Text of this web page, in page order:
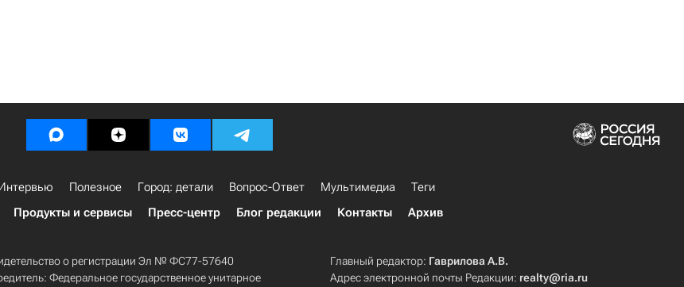
Полезное Город: детали Вопрос-Ответ Мультимедиа
Теги
Продукты и сервисы Пресс-центр Блог редакции Контакты Архив
о регистрации Эл № ФС77-57640
Федеральное государственное унитарное
Главный редактор: Гаврилова А.В.
Адрес электронной почты Редакции: realty@ria.ru